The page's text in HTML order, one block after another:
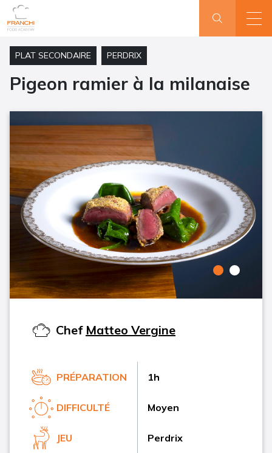
PLAT SECONDAIRE PERDRIX
Pigeon ramier à la milanaise
Chef Matteo Vergine
PRÉPARATION 1h
DIFFICULTÉ Moyen
JEU Perdrix